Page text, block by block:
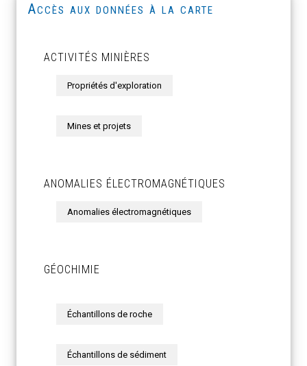
Accès aux données à la carte
ACTIVITÉS MINIÈRES
Propriétés d'exploration
Mines et projets
ANOMALIES ÉLECTROMAGNÉTIQUES
Anomalies électromagnétiques
GÉOCHIMIE
Échantillons de roche
Échantillons de sédiment